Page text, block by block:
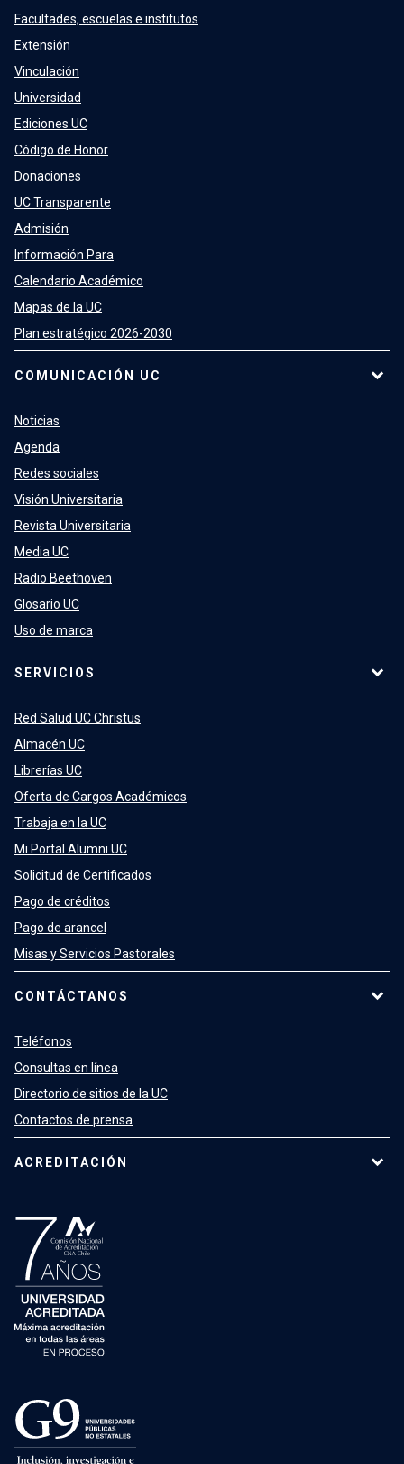
Facultades, escuelas e institutos
Extensión
Vinculación
Universidad
Ediciones UC
Código de Honor
Donaciones
UC Transparente
Admisión
Información Para
Calendario Académico
Mapas de la UC
Plan estratégico 2026-2030
COMUNICACIÓN UC
Noticias
Agenda
Redes sociales
Visión Universitaria
Revista Universitaria
Media UC
Radio Beethoven
Glosario UC
Uso de marca
SERVICIOS
Red Salud UC Christus
Almacén UC
Librerías UC
Oferta de Cargos Académicos
Trabaja en la UC
Mi Portal Alumni UC
Solicitud de Certificados
Pago de créditos
Pago de arancel
Misas y Servicios Pastorales
CONTÁCTANOS
Teléfonos
Consultas en línea
Directorio de sitios de la UC
Contactos de prensa
ACREDITACIÓN